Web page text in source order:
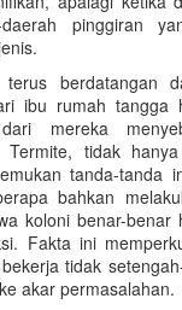
pinggiran
terus berdatangan
ibu rumah tangga
mereka
Termite, tidak
tanda-tanda
bahkan
koloni benar-benar
Fakta ini
tidak
akar permasalahan.